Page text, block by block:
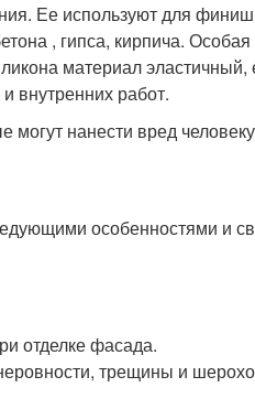
Ее используют для
, гипса, кирпича. Особая
материал эластичный,
внутренних работ.
могут нанести вред
особенностями и
отделке фасада.
трещины и